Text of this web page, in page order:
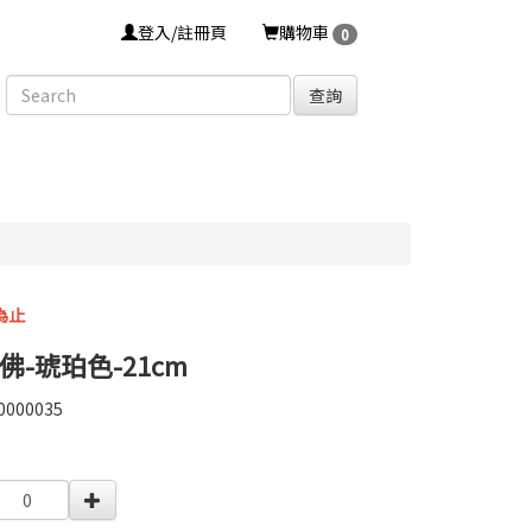
登入/註冊頁 購物車 0
查詢
止
-琥珀色-21cm